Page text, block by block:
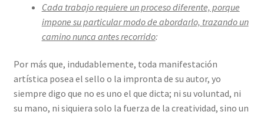
Cada trabajo requiere un proceso diferente, porque
impone su particular modo de abordarlo, trazando un
camino nunca antes recorrido:
Por más que, indudablemente, toda manifestación
artística posea el sello o la impronta de su autor, yo
siempre digo que no es uno el que dicta; ni su voluntad, ni
su mano, ni siquiera solo la fuerza de la creatividad, sino un